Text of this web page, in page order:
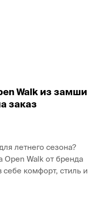
Walk из замши
заказ
летнего сезона?
Walk от бренда
себе комфорт, стиль и